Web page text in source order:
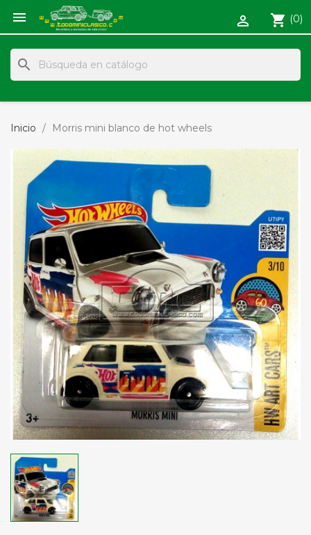
 shopping_cart (0)

search
Inicio Morris mini blanco de hot wheels